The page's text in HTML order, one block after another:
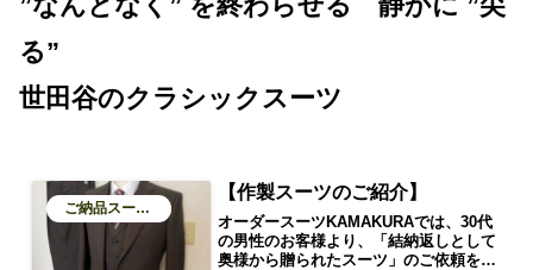
る”
世田谷のクラシックスーツ
ご納品スーツのご紹介
【作製スーツのご紹介】
オーダースーツKAMAKURAでは、30代
の男性のお客様より、「結納返しとして
奥様から贈られたスーツ」のご依頼をい